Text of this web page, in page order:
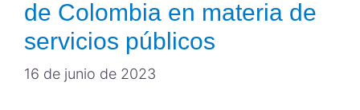
de Colombia en materia de
servicios públicos
16 de junio de 2023